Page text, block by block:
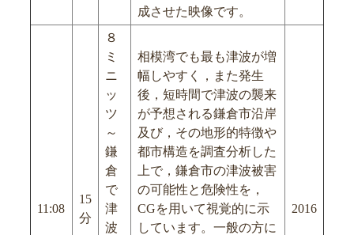
成させた映像です。
11:08
15
分
８
ミ
ニ
ッ
ツ
～
鎌
倉
で
津
波
相模湾でも最も津波が増
幅しやすく，また発生
後，短時間で津波の襲来
が予想される鎌倉市沿岸
及び，その地形的特徴や
都市構造を調査分析した
上で，鎌倉市の津波被害
の可能性と危険性を，
CGを用いて視覚的に示
しています。一般の方に
2016